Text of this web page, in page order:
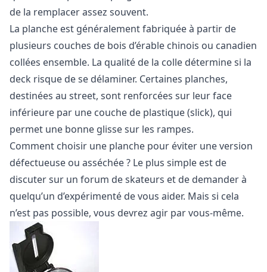
de la remplacer assez souvent.
La planche est généralement fabriquée à partir de
plusieurs couches de bois d’érable chinois ou canadien
collées ensemble. La qualité de la colle détermine si la
deck risque de se délaminer. Certaines planches,
destinées au street, sont renforcées sur leur face
inférieure par une couche de plastique (slick), qui
permet une bonne glisse sur les rampes.
Comment choisir une planche pour éviter une version
défectueuse ou asséchée ? Le plus simple est de
discuter sur un forum de skateurs et de demander à
quelqu’un d’expérimenté de vous aider. Mais si cela
n’est pas possible, vous devrez agir par vous-même.